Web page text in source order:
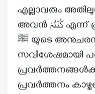
എല്ലാവരും
അവൻ كُنْتُمْ എന്ന് പ്രയോഗിച്ചത് മുഹമ്മദ് നബി
ﷺ യുടെ അനുചരന്മാരുടെ കാര്യം
സവിശേഷമായി
പ്രവർത്തനം